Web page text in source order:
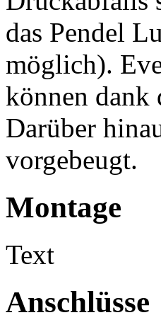
das Pendel
möglich).
können dank
Darüber
vorgebeugt.
Montage
Text
Anschlüsse